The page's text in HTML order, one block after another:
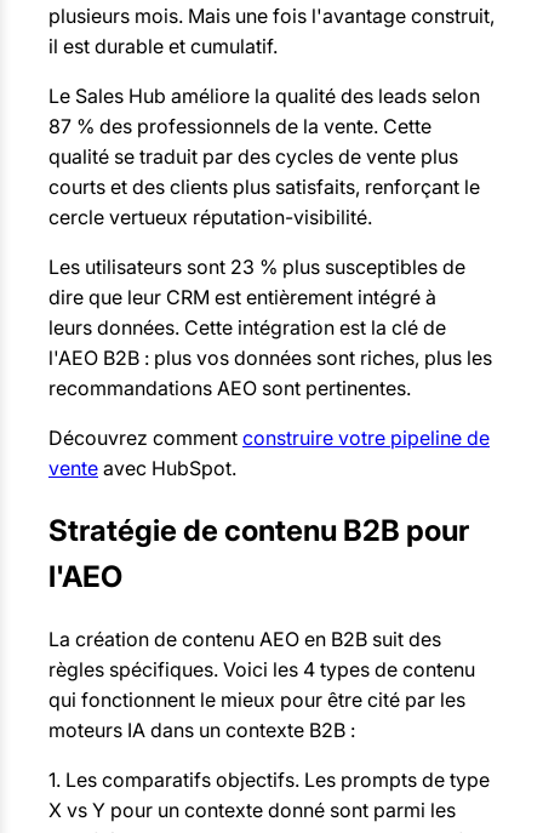
plusieurs mois. Mais une fois l'avantage construit,
il est durable et cumulatif.
Le Sales Hub améliore la qualité des leads selon
87 % des professionnels de la vente. Cette
qualité se traduit par des cycles de vente plus
courts et des clients plus satisfaits, renforçant le
cercle vertueux réputation-visibilité.
Les utilisateurs sont 23 % plus susceptibles de
dire que leur CRM est entièrement intégré à
leurs données. Cette intégration est la clé de
l'AEO B2B : plus vos données sont riches, plus les
recommandations AEO sont pertinentes.
Découvrez comment construire votre pipeline de
vente avec HubSpot.
Stratégie de contenu B2B pour
l'AEO
La création de contenu AEO en B2B suit des
règles spécifiques. Voici les 4 types de contenu
qui fonctionnent le mieux pour être cité par les
moteurs IA dans un contexte B2B :
1. Les comparatifs objectifs. Les prompts de type
X vs Y pour un contexte donné sont parmi les